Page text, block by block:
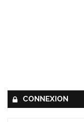
CONNEXION